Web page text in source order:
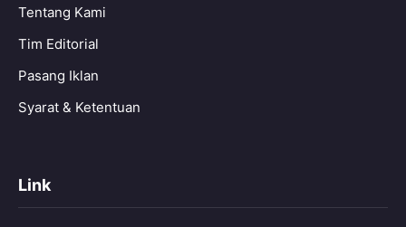
Tentang Kami
Tim Editorial
Pasang Iklan
Syarat & Ketentuan
Link